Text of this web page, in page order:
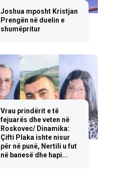
Joshua mposht Kristjan
Prengën në duelin e
shumëpritur
Vrau prindërit e të
fejuarës dhe veten në
Roskovec/ Dinamika:
Çifti Plaka ishte nisur
për në punë, Nertili u fut
në banesë dhe hapi...